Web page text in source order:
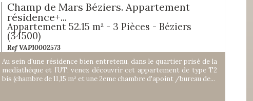
Champ de Mars Béziers. Appartement
résidence+...
Appartement 52.15 m² - 3 Pièces - Béziers
(34500)
Ref VAP10002573
Au sein d'une résidence bien entretenu, dans le quartier prisé de la
mediathèque et IUT; venez découvrir cet appartement de type T2
bis (chambre de 11,15 m² et une 2eme chambre d'apoint /bureau de...